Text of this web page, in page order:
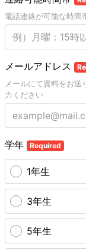
電話連絡が可能な時間
メールアドレス
メールにて資料をお送
力ください
学年 Required
1年生
3年生
5年生